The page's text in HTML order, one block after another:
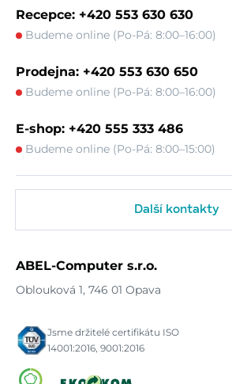
Recepce: +420 553 630 630
Budeme online (Po-Pá: 8:00–16:00)
Prodejna: +420 553 630 650
Budeme online (Po-Pá: 8:00–16:00)
E-shop: +420 555 333 486
Budeme online (Po-Pá: 8:00–15:00)
Další kontakty
ABEL-Computer s.r.o.
Oblouková 1, 746 01 Opava
Jsme držitelé certifikátu ISO
14001:2016, 9001:2016